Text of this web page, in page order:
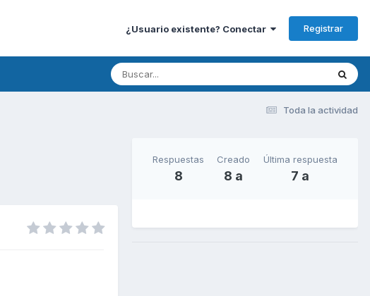
¿Usuario existente? Conectar Registrar
Toda la actividad
Respuestas
8
Creado
8 a
Última respuesta
7 a